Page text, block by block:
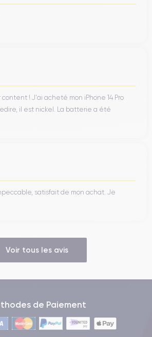
! J'ai acheté mon iPhone 14 Pro
il est nickel. La batterie a été
satisfait de mon achat. Je
Voir tous les avis
de Paiement